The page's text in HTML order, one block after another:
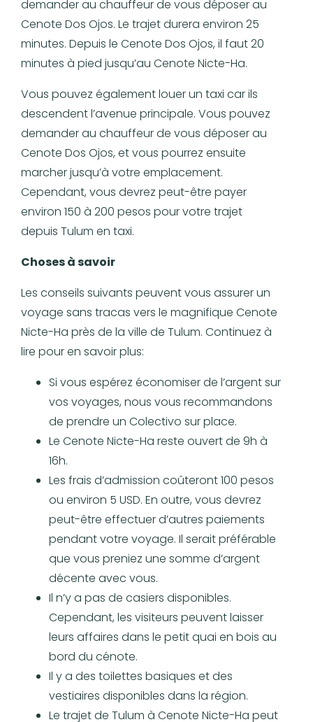
demander au chauffeur de vous déposer au
Cenote Dos Ojos. Le trajet durera environ 25
minutes. Depuis le Cenote Dos Ojos, il faut 20
minutes à pied jusqu’au Cenote Nicte-Ha.
Vous pouvez également louer un taxi car ils
descendent l’avenue principale. Vous pouvez
demander au chauffeur de vous déposer au
Cenote Dos Ojos, et vous pourrez ensuite
marcher jusqu’à votre emplacement.
Cependant, vous devrez peut-être payer
environ 150 à 200 pesos pour votre trajet
depuis Tulum en taxi.
Choses à savoir
Les conseils suivants peuvent vous assurer un
voyage sans tracas vers le magnifique Cenote
Nicte-Ha près de la ville de Tulum. Continuez à
lire pour en savoir plus:
Si vous espérez économiser de l’argent sur
vos voyages, nous vous recommandons
de prendre un Colectivo sur place.
Le Cenote Nicte-Ha reste ouvert de 9h à
16h.
Les frais d’admission coûteront 100 pesos
ou environ 5 USD. En outre, vous devrez
peut-être effectuer d’autres paiements
pendant votre voyage. Il serait préférable
que vous preniez une somme d’argent
décente avec vous.
Il n’y a pas de casiers disponibles.
Cependant, les visiteurs peuvent laisser
leurs affaires dans le petit quai en bois au
bord du cénote.
Il y a des toilettes basiques et des
vestiaires disponibles dans la région.
Le trajet de Tulum à Cenote Nicte-Ha peut